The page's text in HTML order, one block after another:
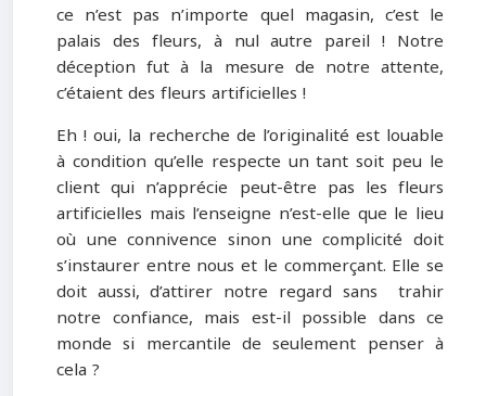
ce n’est pas n’importe quel magasin, c’est le
palais des fleurs, à nul autre pareil ! Notre
déception fut à la mesure de notre attente,
c’étaient des fleurs artificielles !
Eh ! oui, la recherche de l’originalité est louable
à condition qu’elle respecte un tant soit peu le
client qui n’apprécie peut-être pas les fleurs
artificielles mais l’enseigne n’est-elle que le lieu
où une connivence sinon une complicité doit
s’instaurer entre nous et le commerçant. Elle se
doit aussi, d’attirer notre regard sans trahir
notre confiance, mais est-il possible dans ce
monde si mercantile de seulement penser à
cela ?